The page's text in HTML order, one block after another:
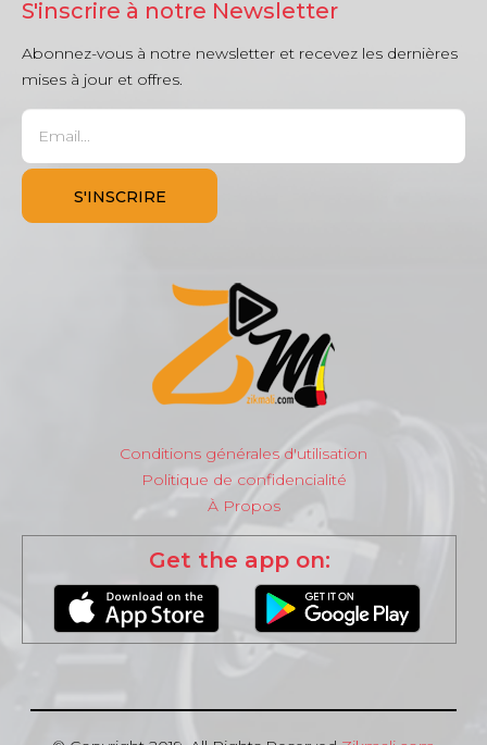
S'inscrire à notre Newsletter
Abonnez-vous à notre newsletter et recevez les dernières
mises à jour et offres.
Conditions générales d'utilisation
Politique de confidencialité
À Propos
Get the app on: